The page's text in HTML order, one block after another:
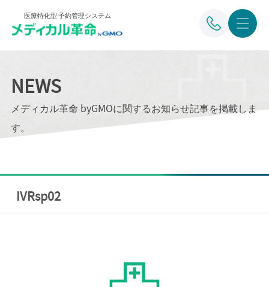
医療特化型 予約管理システム
NEWS
メディカル革命 byGMOに関するお知らせ記事を掲載しま
す。
IVRsp02